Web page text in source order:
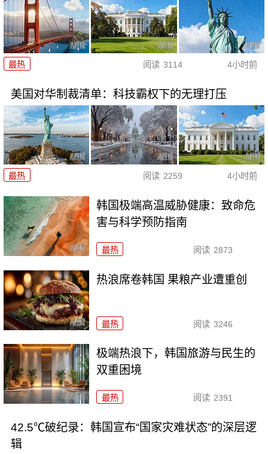
最热 阅读 3114 4小时前
美国对华制裁清单：科技霸权下的无理打压
最热 阅读 2259 4小时前
韩国极端高温威胁健康：致命危
害与科学预防指南
最热 阅读 2873
热浪席卷韩国 果粮产业遭重创
最热 阅读 3246
极端热浪下，韩国旅游与民生的
双重困境
最热 阅读 2391
42.5℃破纪录：韩国宣布“国家灾难状态”的深层逻
辑